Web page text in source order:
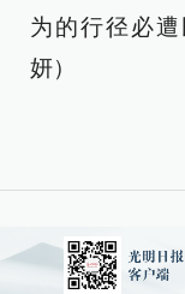
为的行径必
妍）